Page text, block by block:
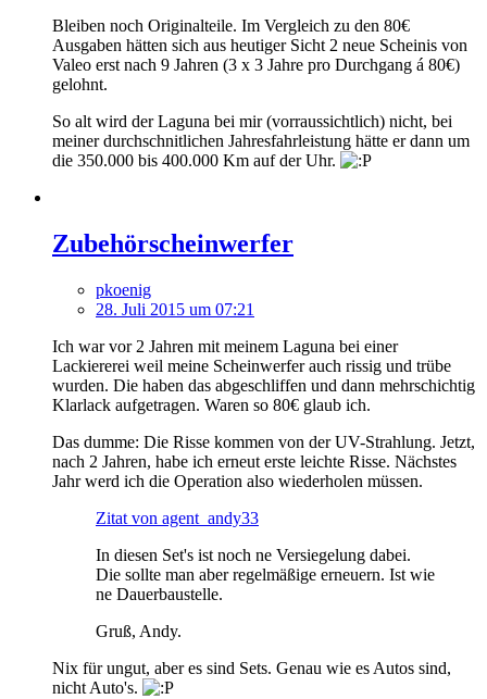
Bleiben noch Originalteile. Im Vergleich zu den 80€
Ausgaben hätten sich aus heutiger Sicht 2 neue Scheinis von
Valeo erst nach 9 Jahren (3 x 3 Jahre pro Durchgang á 80€)
gelohnt.
So alt wird der Laguna bei mir (vorraussichtlich) nicht, bei
meiner durchschnitlichen Jahresfahrleistung hätte er dann um
die 350.000 bis 400.000 Km auf der Uhr.
Zubehörscheinwerfer
pkoenig
28. Juli 2015 um 07:21
Ich war vor 2 Jahren mit meinem Laguna bei einer
Lackiererei weil meine Scheinwerfer auch rissig und trübe
wurden. Die haben das abgeschliffen und dann mehrschichtig
Klarlack aufgetragen. Waren so 80€ glaub ich.
Das dumme: Die Risse kommen von der UV-Strahlung. Jetzt,
nach 2 Jahren, habe ich erneut erste leichte Risse. Nächstes
Jahr werd ich die Operation also wiederholen müssen.
Zitat von agent_andy33
In diesen Set's ist noch ne Versiegelung dabei.
Die sollte man aber regelmäßige erneuern. Ist wie
ne Dauerbaustelle.
Gruß, Andy.
Nix für ungut, aber es sind Sets. Genau wie es Autos sind,
nicht Auto's.